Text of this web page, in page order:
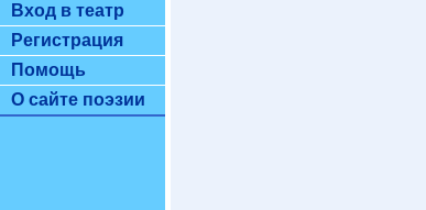
Вход в театр
Регистрация
Помощь
О сайте поэзии